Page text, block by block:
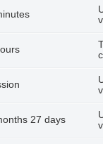
27 days